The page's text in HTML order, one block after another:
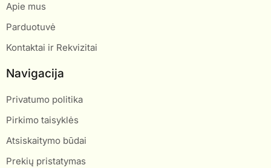
Apie mus
Parduotuvė
Kontaktai ir Rekvizitai
Navigacija
Privatumo politika
Pirkimo taisyklės
Atsiskaitymo būdai
Prekių pristatymas